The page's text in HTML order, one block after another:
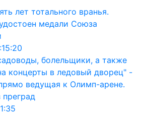
лет тотального вранья.
медали Союза
болельщики, а также
концерты в ледовый дворец" -
ведущая к Олимп-арене.